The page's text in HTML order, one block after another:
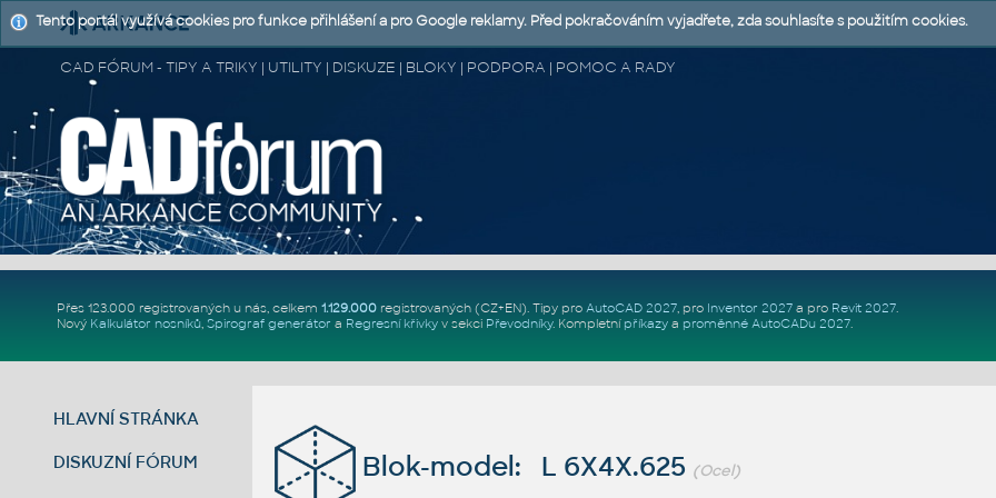
CAD FÓRUM - TIPY A TRIKY | UTILITY | DISKUZE | BLOKY | PODPORA | POMOC A RADY
Přes 123.000 registrovaných u nás, celkem 1.129.000registrovaných (CZ+EN). Tipy pro AutoCAD 2027, pro Inventor 2027a pro Revit 2027.
Nový Kalkulátor nosníků, Spirograf generátor a Regresní křivkyv sekci Převodníky. Kompletní příkazya proměnné AutoCADu 2027.
HLAVNÍ STRÁNKA
DISKUZNÍ FÓRUM Blok-model: L 6X4X.625 (Ocel)
Tento portál využívá cookies pro funkce přihlášení a pro Google reklamy. Před pokračováním vyjadřete, zda souhlasíte s použitím cookies.